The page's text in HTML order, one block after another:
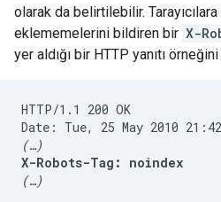
olarak da belirtilebilir.
eklememelerini bildiren bir X-
yer aldığı bir HTTP yanıtı
HTTP/1.1 200 OK
(…)
X-Robots-Tag: noindex
(…)